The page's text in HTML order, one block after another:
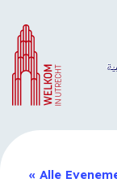
naar
de
inhoud
« Alle